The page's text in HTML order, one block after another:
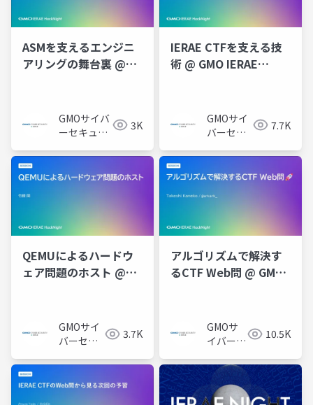
ASMを支えるエンジニ
アリングの舞台裏 @
ュリティプロダクト
編」
GMOサイバ
ーセキュリ
ラエ株式会
社
3K
IERAE CTFを支える技
術 @ GMO IERAE
キュリティ技術&インフ
ラ開発」
GMOサイ
バーセキ
byイエラ
エ株式会
7.7K
QEMUによるハードウ
ェア問題のホスト @
「IERAE CTFで学ぶセ
キュリティ技術&インフ
ラ開発」
GMOサイ
バーセキ
byイエラ
エ株式会
3.7K
アルゴリズムで解決す
るCTF Web問 @ GMO
GMOサ
イバーセ
ィ byイ
エラエ株
式会社
10.5K